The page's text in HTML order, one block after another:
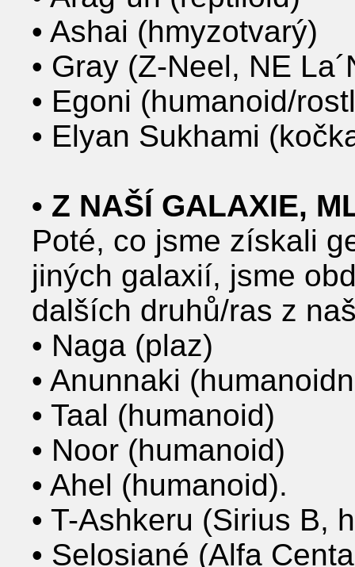
• Ashai (hmyzotvarý)
• Gray (Z-Neel, NE
• Egoni (humanoid/
• Elyan Sukhami
• Z NAŠÍ GALAXIE,
Poté, co jsme získali
jiných galaxií, jsme
dalších druhů/ras z
• Naga (plaz)
• Anunnaki
• Taal (humanoid)
• Noor (humanoid)
• Ahel (humanoid).
• T-Ashkeru (Sirius B,
• Selosiané (Alfa